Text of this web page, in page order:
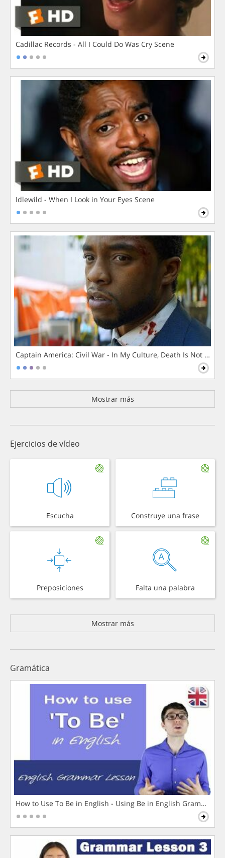
Cadillac Records - All I Could Do Was Cry Scene
Idlewild - When I Look in Your Eyes Scene
Captain America: Civil War - In My Culture, Death Is Not The
Mostrar más
Ejercicios de vídeo
Escucha Construye una frase
Preposiciones Falta una palabra
Mostrar más
Gramática
How to Use To Be in English - Using Be in English Grammar